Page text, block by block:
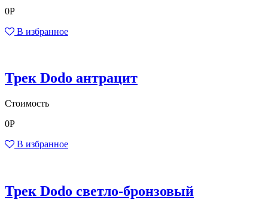
0Р
В избранное
Трек Dodo антрацит
Стоимость
0Р
В избранное
Трек Dodo светло-бронзовый